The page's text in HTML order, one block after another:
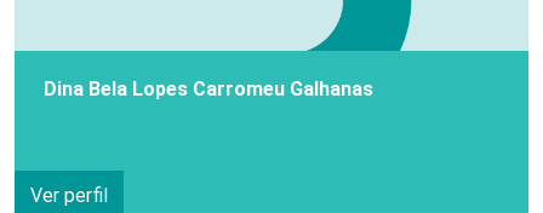
Dina Bela Lopes Carromeu Galhanas
Ver perfil